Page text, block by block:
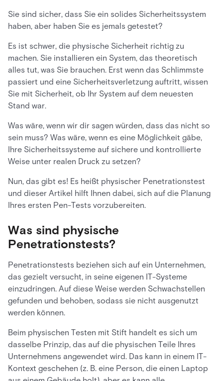
Sie sind sicher, dass Sie ein solides Sicherheitssystem
haben, aber haben Sie es jemals getestet?
Es ist schwer, die physische Sicherheit richtig zu
machen. Sie installieren ein System, das theoretisch
alles tut, was Sie brauchen. Erst wenn das Schlimmste
passiert und eine Sicherheitsverletzung auftritt, wissen
Sie mit Sicherheit, ob Ihr System auf dem neuesten
Stand war.
Was wäre, wenn wir dir sagen würden, dass das nicht so
sein muss? Was wäre, wenn es eine Möglichkeit gäbe,
Ihre Sicherheitssysteme auf sichere und kontrollierte
Weise unter realen Druck zu setzen?
Nun, das gibt es! Es heißt physischer Penetrationstest
und dieser Artikel hilft Ihnen dabei, sich auf die Planung
Ihres ersten Pen-Tests vorzubereiten.
Was sind physische
Penetrationstests?
Penetrationstests beziehen sich auf ein Unternehmen,
das gezielt versucht, in seine eigenen IT-Systeme
einzudringen. Auf diese Weise werden Schwachstellen
gefunden und behoben, sodass sie nicht ausgenutzt
werden können.
Beim physischen Testen mit Stift handelt es sich um
dasselbe Prinzip, das auf die physischen Teile Ihres
Unternehmens angewendet wird. Das kann in einem IT-
Kontext geschehen (z. B. eine Person, die einen Laptop